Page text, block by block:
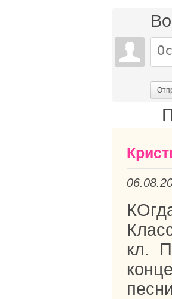
кл.